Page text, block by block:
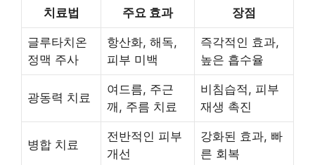
치료법 주요 효과 장점
글루타치온
정맥 주사
항산화, 해독,
피부 미백
즉각적인 효과,
높은 흡수율
광동력 치료
여드름, 주근
깨, 주름 치료
비침습적, 피부
재생 촉진
병합 치료
전반적인 피부
개선
강화된 효과, 빠
른 회복